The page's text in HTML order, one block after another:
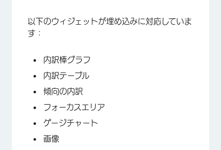
以下のウィジェットが埋め込みに対応していま
す：
内訳棒グラフ
内訳テーブル
傾向の内訳
フォーカスエリア
ゲージチャート
画像